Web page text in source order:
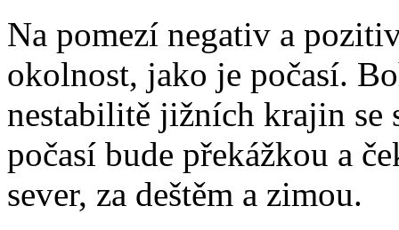
Na pomezí negativ a
okolnost, jako je počasí.
nestabilitě jižních krajin se
počasí bude překážkou a
sever, za deštěm a zimou.